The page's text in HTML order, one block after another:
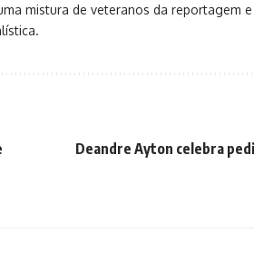
mistura de veteranos da reportagem
Deandre Ayton celebra